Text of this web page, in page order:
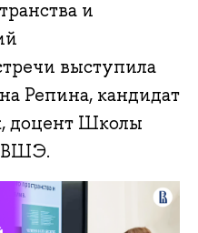
и
выступила
Репина, кандидат
доцент Школы
ВШЭ.